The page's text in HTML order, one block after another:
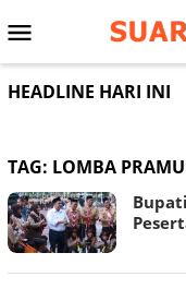
ke
Menu
Mobile
HEADLINE HARI INI
TAG: LOMBA